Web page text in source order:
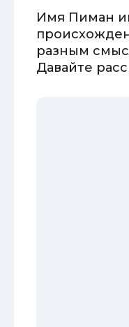
Имя Пиман
разным
Давайте